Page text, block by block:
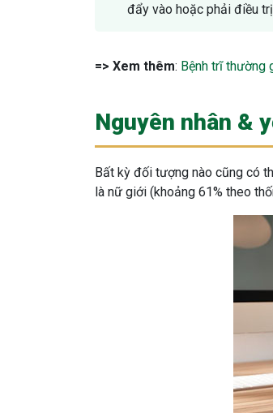
đẩy vào hoặc phải điều
=> Xem thêm: Bệnh trĩ thường
Nguyên nhân &
Bất kỳ đối tượng nào cũng có
là nữ giới (khoảng 61% theo